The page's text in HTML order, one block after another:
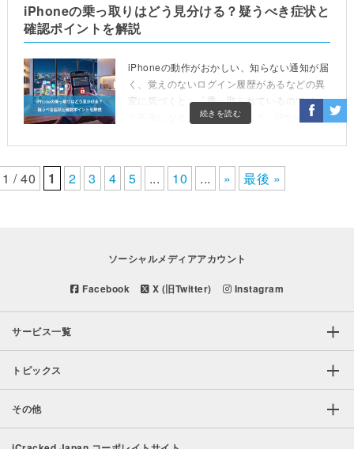
iPhoneの乗っ取りはどう見分ける？疑うべき症状と
確認ポイントを解説
続きを読む
iPhoneの動作がおかしい、知らない通知が届
く、覚えのないログイン履歴があるなどの異
変に気づくと、「乗っ取られているのでは」
と不安になる方もいるでしょう。iPhoneはセ
が、App […]
1 / 40 1 2 3 4 5 ... 10 ... » 最後 »
ソーシャルメディアアカウント
Facebook X (旧Twitter) Instagram
サービス一覧
トピックス
その他